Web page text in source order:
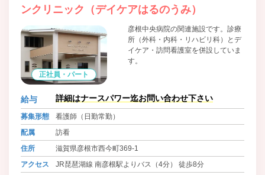
ンクリニック（デイケアはるのうみ）
正社員・パート
彦根中央病院の関連施設です。診療
所（外科・内科・リハビリ科）とデ
イケア・訪問看護室を併設していま
す。
給与 詳細はナースパワー迄お問い合わせ下さい
募集形態
看護師（日勤常勤）
配属
訪看
住所
滋賀県彦根市西今町369-1
アクセス
JR琵琶湖線 南彦根駅よりバス（4分） 徒歩8分